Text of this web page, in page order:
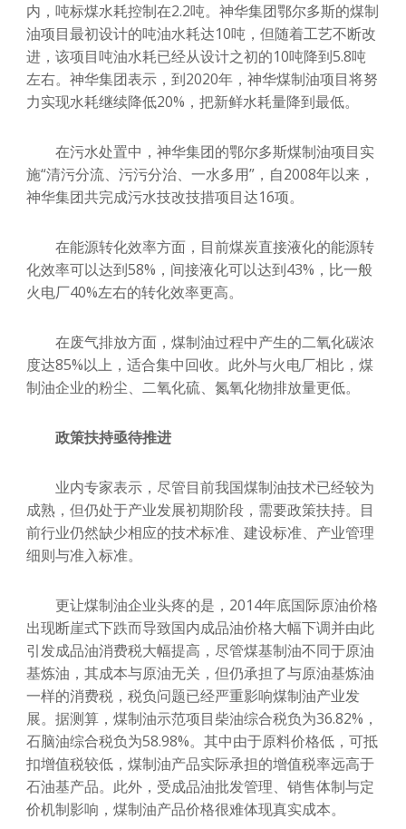
内，吨标煤水耗控制在2.2吨。神华集团鄂尔多斯的煤制
油项目最初设计的吨油水耗达10吨，但随着工艺不断改
进，该项目吨油水耗已经从设计之初的10吨降到5.8吨
左右。神华集团表示，到2020年，神华煤制油项目将努
力实现水耗继续降低20%，把新鲜水耗量降到最低。
在污水处置中，神华集团的鄂尔多斯煤制油项目实
施“清污分流、污污分治、一水多用”，自2008年以来，
神华集团共完成污水技改技措项目达16项。
在能源转化效率方面，目前煤炭直接液化的能源转
化效率可以达到58%，间接液化可以达到43%，比一般
火电厂40%左右的转化效率更高。
在废气排放方面，煤制油过程中产生的二氧化碳浓
度达85%以上，适合集中回收。此外与火电厂相比，煤
制油企业的粉尘、二氧化硫、氮氧化物排放量更低。
政策扶持亟待推进
业内专家表示，尽管目前我国煤制油技术已经较为
成熟，但仍处于产业发展初期阶段，需要政策扶持。目
前行业仍然缺少相应的技术标准、建设标准、产业管理
细则与准入标准。
更让煤制油企业头疼的是，2014年底国际原油价格
出现断崖式下跌而导致国内成品油价格大幅下调并由此
引发成品油消费税大幅提高，尽管煤基制油不同于原油
基炼油，其成本与原油无关，但仍承担了与原油基炼油
一样的消费税，税负问题已经严重影响煤制油产业发
展。据测算，煤制油示范项目柴油综合税负为36.82%，
石脑油综合税负为58.98%。其中由于原料价格低，可抵
扣增值税较低，煤制油产品实际承担的增值税率远高于
石油基产品。此外，受成品油批发管理、销售体制与定
价机制影响，煤制油产品价格很难体现真实成本。